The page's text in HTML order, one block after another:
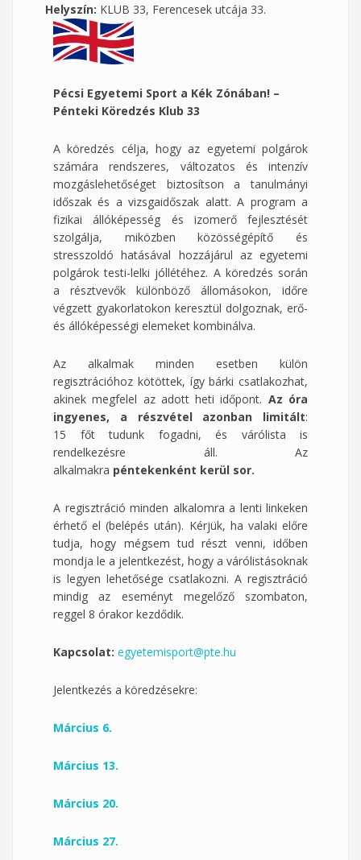
Helyszín: KLUB 33, Ferencesek utcája 33.
Pécsi Egyetemi Sport a Kék Zónában! –
Pénteki Köredzés Klub 33
A köredzés célja, hogy az egyetemi polgárok
számára rendszeres, változatos és intenzív
mozgáslehetőséget biztosítson a tanulmányi
időszak és a vizsgaidőszak alatt. A program a
fizikai állóképesség és izomerő fejlesztését
szolgálja, miközben közösségépítő és
stresszoldó hatásával hozzájárul az egyetemi
polgárok testi-lelki jóllétéhez. A köredzés során
a résztvevők különböző állomásokon, időre
végzett gyakorlatokon keresztül dolgoznak, erő-
és állóképességi elemeket kombinálva.
Az alkalmak minden esetben külön
regisztrációhoz kötöttek, így bárki csatlakozhat,
akinek megfelel az adott heti időpont. Az óra
ingyenes, a részvétel azonban limitált:
15 főt tudunk fogadni, és várólista is
rendelkezésre áll. Az
alkalmakra péntekenként kerül sor.
A regisztráció minden alkalomra a lenti linkeken
érhető el (belépés után). Kérjük, ha valaki előre
tudja, hogy mégsem tud részt venni, időben
mondja le a jelentkezést, hogy a várólistásoknak
is legyen lehetősége csatlakozni. A regisztráció
mindig az eseményt megelőző szombaton,
reggel 8 órakor kezdődik.
Kapcsolat: egyetemisport@pte.hu
Jelentkezés a köredzésekre:
Március 6.
Március 13.
Március 20.
Március 27.